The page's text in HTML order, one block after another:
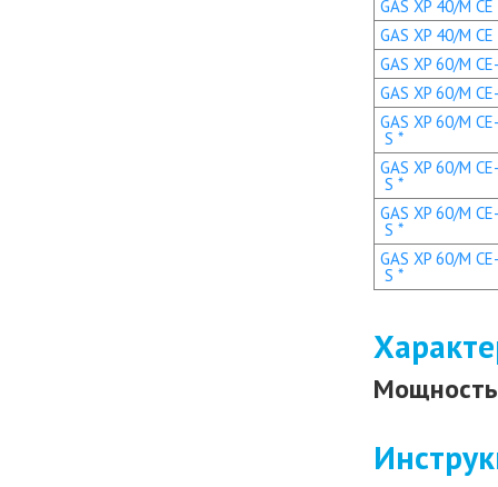
GAS XP 40/M
GAS XP 40/M
GAS XP 60/M
GAS XP 60/M
GAS XP 60/M
S *
GAS XP 60/M
S *
GAS XP 60/M
S *
GAS XP 60/M
S *
Мощность